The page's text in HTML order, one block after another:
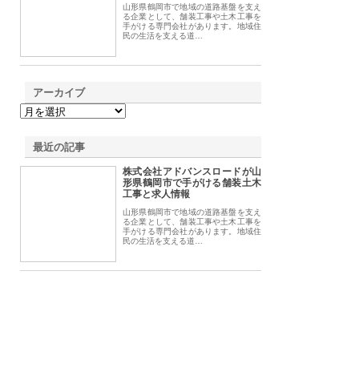
山形県鶴岡市で地域の道路基盤を支え
る企業として、舗装工事や土木工事を
手がける専門会社があります。地域住
民の生活を支える道…
アーカイブ
最近の記事
株式会社アドバンスロードが山
形県鶴岡市で手がける舗装土木
工事と求人情報
山形県鶴岡市で地域の道路基盤を支え
る企業として、舗装工事や土木工事を
手がける専門会社があります。地域住
民の生活を支える道…